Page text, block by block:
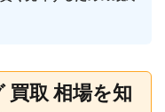
買取 相場を知